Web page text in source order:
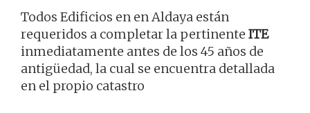
Todos Edificios en en Aldaya están
requeridos a completar la pertinente ITE
inmediatamente antes de los 45 años de
antigüedad, la cual se encuentra detallada
en el propio catastro